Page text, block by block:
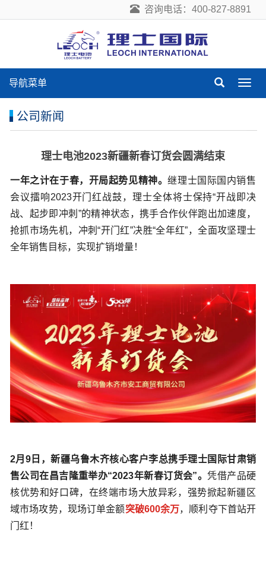
咨询电话：400-827-8891
导
导航菜单
公司新闻
理士电池2023新疆新春订货会圆满结束
一年之计在于春，开局起势见精神。继理士国际国内销售
会议擂响2023开门红战鼓，理士全体将士保持“开战即决
战、起步即冲刺”的精神状态，携手合作伙伴跑出加速度，
抢抓市场先机，冲刺“开门红”决胜“全年红”，全面攻坚理士
全年销售目标，实现扩销增量！
2月9日，新疆乌鲁木齐核心客户李总携手理士国际甘肃销
售公司在昌吉隆重举办“2023年新春订货会”。凭借产品硬
核优势和好口碑，在终端市场大放异彩，强势掀起新疆区
域市场攻势，现场订单金额突破600余万，顺利夺下首站开
门红！